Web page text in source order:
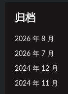
归档
2026 年 8 月
2026 年 7 月
2024 年 12 月
2024 年 11 月